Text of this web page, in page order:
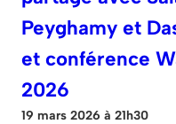
Peyghamy et
et conférence
2026
19 mars 2026 à 21h30